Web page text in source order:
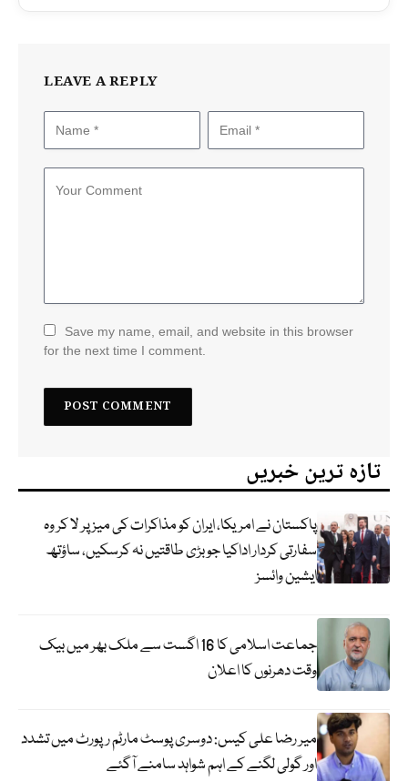
LEAVE A REPLY
Save my name, email, and website in this browser
for the next time I comment.
تازہ ترین خبریں
پاکستان نے امریکا، ایران کو مذاکرات کی میز پر لا کر وہ
سفارتی کردار اداکیا جو بڑی طاقتیں نہ کرسکیں، ساؤتھ
ایشین وائسز
جماعت اسلامی کا 16 اگست سے ملک بھر میں بیک
وقت دھرنوں کا اعلان
میر رضا علی کیس: دوسری پوسٹ مارٹم رپورٹ میں تشدد
اور گولی لگنے کے اہم شواہد سامنے آگئے